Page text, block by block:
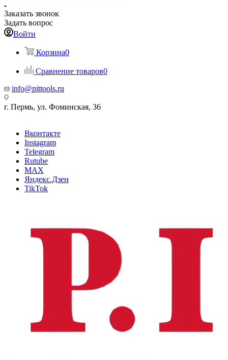
Заказать звонок
Задать вопрос
Войти
Корзина0
Сравнение товаров0
info@pittools.ru
г. Пермь, ул. Фоминская, 36
Вконтакте
Instagram
Telegram
Rutube
MAX
Яндекс.Дзен
TikTok